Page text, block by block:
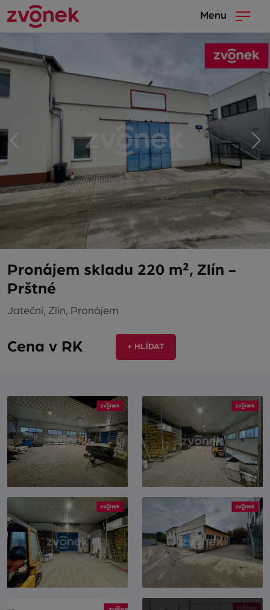
Menu
Pronájem skladu 220 m², Zlín -
Prštné
Jateční, Zlín, Pronájem
Cena v RK + HLÍDAT